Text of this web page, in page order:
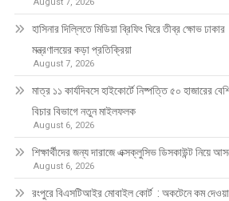
August 7, 2026
হাসিনার দিল্লিতে মিডিয়া ব্রিফিং ঘিরে তীব্র ক্ষোভ
মন্ত্রণালয়ের কড়া প্রতিক্রিয়া
August 7, 2026
মাত্র ১১ কার্যদিবসে হাইকোর্টে নিষ্পত্তি ৫০ হাজারের
বিচার বিভাগে নতুন মাইলফলক
August 6, 2026
শিক্ষার্থীদের জন্য দারাজে এক্সক্লুসিভ ডিসকাউন্ট নিয়ে
August 6, 2026
রংপুরে বিএসটিআইর মোবাইল কোর্ট : অকটেনে কম